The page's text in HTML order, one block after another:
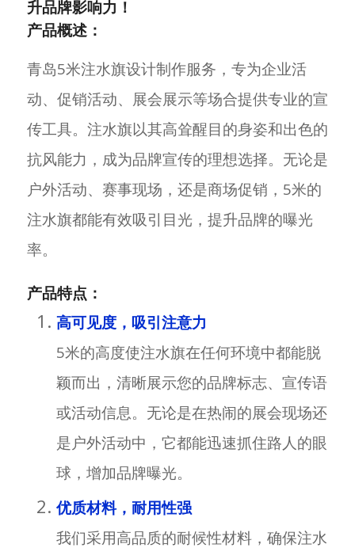
升品牌影响力！
产品概述：
青岛5米注水旗设计制作服务，专为企业活
动、促销活动、展会展示等场合提供专业的宣
传工具。注水旗以其高耸醒目的身姿和出色的
抗风能力，成为品牌宣传的理想选择。无论是
户外活动、赛事现场，还是商场促销，5米的
注水旗都能有效吸引目光，提升品牌的曝光
率。
产品特点：
高可见度，吸引注意力
5米的高度使注水旗在任何环境中都能脱
颖而出，清晰展示您的品牌标志、宣传语
或活动信息。无论是在热闹的展会现场还
是户外活动中，它都能迅速抓住路人的眼
球，增加品牌曝光。
优质材料，耐用性强
我们采用高品质的耐候性材料，确保注水